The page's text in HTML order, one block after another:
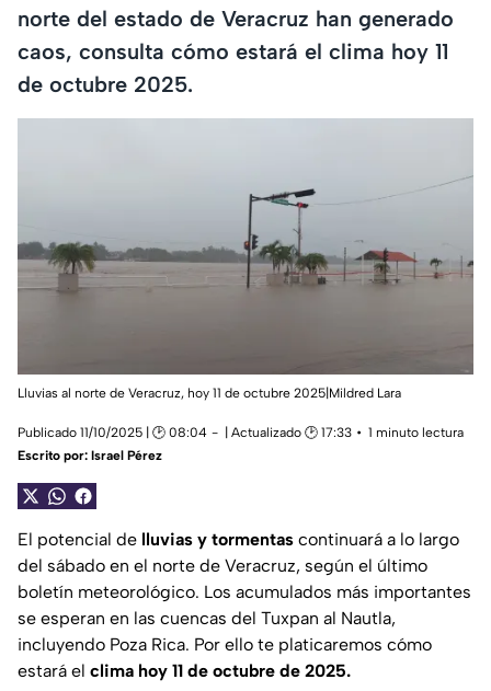
norte del estado de Veracruz han generado
caos, consulta cómo estará el clima hoy 11
de octubre 2025.
Lluvias al norte de Veracruz, hoy 11 de octubre 2025|Mildred Lara
Publicado 11/10/2025 | 🕑 08:04 | Actualizado 🕑 17:33
1 minuto lectura
Escrito por: Israel Pérez
El potencial de lluvias y tormentas continuará a lo largo
del sábado en el norte de Veracruz, según el último
boletín meteorológico. Los acumulados más importantes
se esperan en las cuencas del Tuxpan al Nautla,
incluyendo Poza Rica. Por ello te platicaremos cómo
estará el clima hoy 11 de octubre de 2025.